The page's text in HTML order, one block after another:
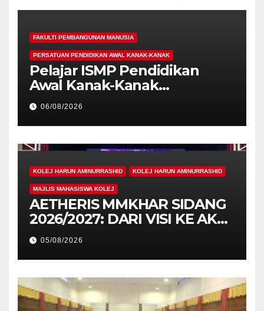
FAKULTI PEMBANGUNAN MANUSIA
PERSATUAN PENDIDIKAN AWAL KANAK-KANAK
Pelajar ISMP Pendidikan
Awal Kanak-Kanak
Cemerlang Raih
Pengiktirafan Antarabangsa
di IAM2026
06/08/2026
KOLEJ HARUN AMINURRASHID KOLEJ HARUN AMINURRASHID
MAJLIS MAHASISWA KOLEJ
AETHERIS MMKHAR SIDANG
2026/2027: DARI VISI KE AKSI,
MEMBINA LEGASI GENERASI
PEMIMPIN
05/08/2026